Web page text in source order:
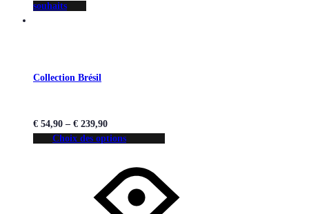
souhaits
Collection Brésil
€ 54,90 – € 239,90
Choix des options